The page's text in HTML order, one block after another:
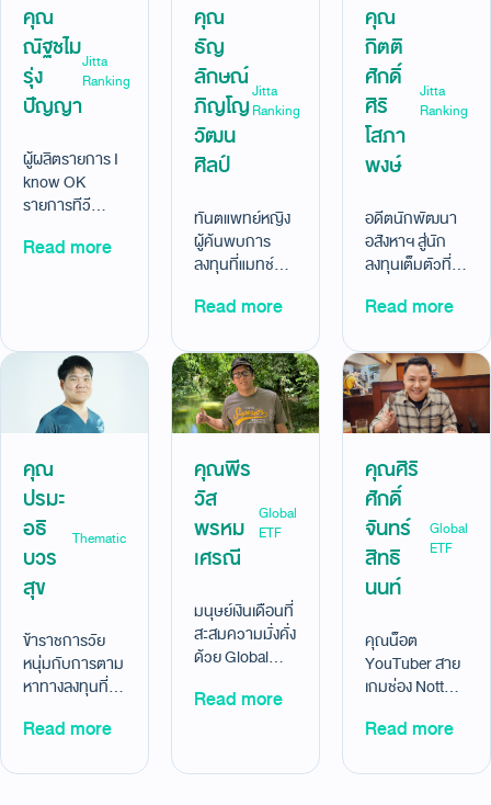
คุณ
ณัฐชไม
รุ่ง
ปัญญา
Jitta
Ranking
ผู้ผลิตรายการ I
know OK
รายการทีวี
เวลาเก็บเงิน
+14.15% (14
ม.ค.68-
27ส.ค.68)
Read more
คุณ
ธัญ
ลักษณ์
ภิญโญ
วัฒน
ศิลป์
Jitta
Ranking
ทันตแพทย์หญิง
ผู้ค้นพบการ
ลงทุนที่แมทช์กับ
คุณแม่ ด้วย
หุ้นสหรัฐฯ
+116.13% (29
ธ.ค. 2563- 9
ม.ค. 2568)
Read more
คุณ
กิตติ
ศักดิ์
ศิริ
โสภา
พงษ์
Jitta
Ranking
อดีตนักพัฒนา
อสังหาฯ สู่นัก
ลงทุนเต็มตัวที่มี
ลงทุนที่ตรงจริต
Ranking หุ้น
เวียดนาม ผล
ตอบแทน
+57.20% (7
ก.พ.68)
Read more
คุณ
ปรมะ
อธิ
บวร
สุข
Thematic
ข้าราชการวัย
หนุ่มกับการตาม
หาทางลงทุนที่
ใน Thematic
เขา +49.26%
Read more
คุณพีร
วัส
พรหม
เศรณี
Global
ETF
มนุษย์เงินเดือนที่
สะสมความมั่งคั่ง
ด้วย Global
+58.73% (8
Read more
คุณศิริ
ศักดิ์
จันทร์
สิทธิ
นนท์
Global
ETF
คุณน็อต
YouTuber สาย
เกมช่อง NottO
อย่าง “เบาใจ” ใน
ตอบแทน
Read more